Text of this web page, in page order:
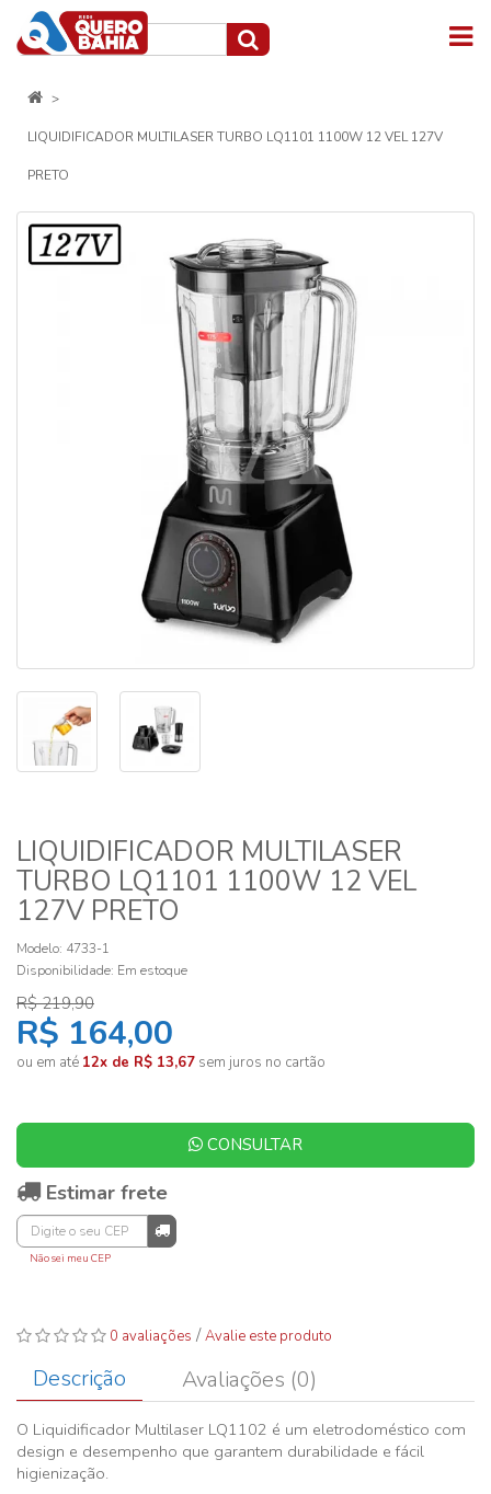
LIQUIDIFICADOR MULTILASER TURBO LQ1101 1100W 12 VEL 127V
PRETO
LIQUIDIFICADOR MULTILASER
TURBO LQ1101 1100W 12 VEL
127V PRETO
Modelo: 4733-1
Disponibilidade: Em estoque
R$ 219,90
R$ 164,00
ou em até 12x de R$ 13,67 sem juros no cartão
CONSULTAR
Estimar frete
Não sei meu CEP
0 avaliações /Avalie este produto
Descrição Avaliações (0)
O Liquidificador Multilaser LQ1102 é um eletrodoméstico com
design e desempenho que garantem durabilidade e fácil
higienização.